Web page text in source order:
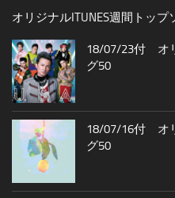
オリジナルITUNES週間トップ
18/07/23付 オ
グ50
18/07/16付 オ
グ50